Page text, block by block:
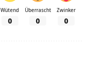
Wütend
0
Überrascht
0
Zwinker
0